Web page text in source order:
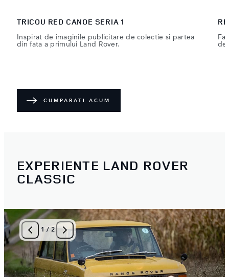
TRICOU RED CANOE SERIA 1
Inspirat de imaginile publicitare de colectie si partea
din fata a primului Land Rover.
CUMPARATI ACUM
EXPERIENTE LAND ROVER
CLASSIC
1 / 2